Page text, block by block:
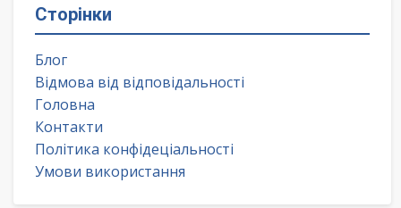
Сторінки
Блог
Відмова від відповідальності
Головна
Контакти
Політика конфідеціальності
Умови використання